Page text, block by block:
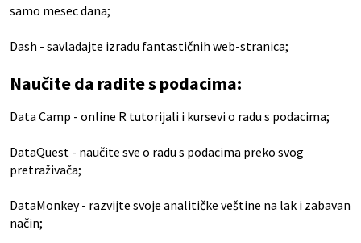
samo mesec dana;
Dash - savladajte izradu fantastičnih web-stranica;
Naučite da radite s podacima:
Data Camp - online R tutorijali i kursevi o radu s podacima;
DataQuest - naučite sve o radu s podacima preko svog
pretraživača;
DataMonkey- razvijte svoje analitičke veštine na lak i zabavan
način;